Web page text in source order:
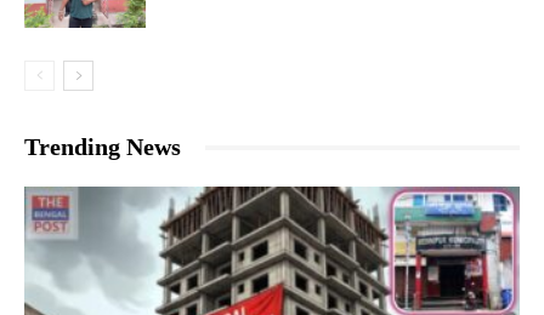
Trending News